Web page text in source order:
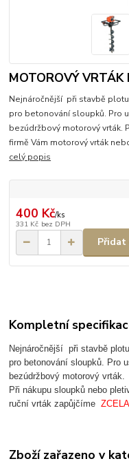
MOTOROVÝ VRTÁK
Nejnáročnější při stavbě
pro betonování sloupků. Pro
bezúdržbový motorový vrták.
firmě Vám motorový vrták
celý popis
400 Kč/ks
331 Kč bez DPH
Přidat
Kompletní
Nejnáročnější při stavbě
pro betonování sloupků. Pro
bezúdržbový motorový vrták.
Při nákupu sloupků nebo
ruční vrták zapůjčíme
Zboží zařazeno v